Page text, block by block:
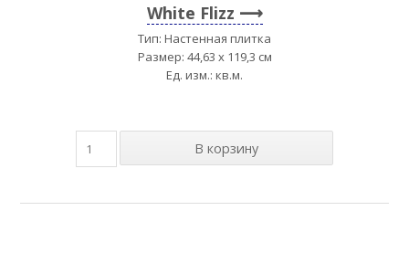
White Flizz
Тип: Настенная плитка
Размер: 44,63 x 119,3 см
Ед. изм.: кв.м.